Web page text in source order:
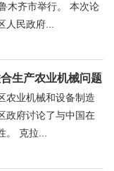
木齐市举行。 本次论
民政府...
生产农业机械问题
农业机械和设备制造
政府讨论了与中国在
克拉...